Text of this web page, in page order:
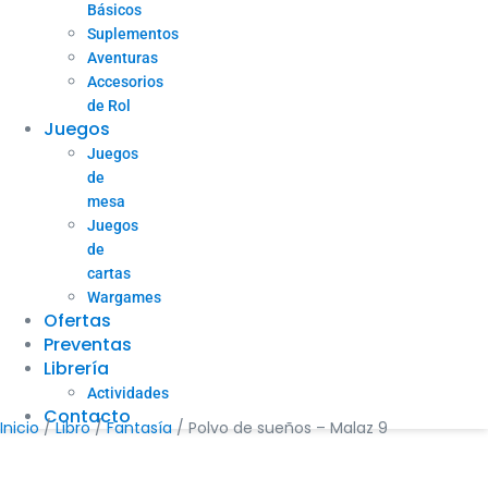
Básicos
Suplementos
Aventuras
Accesorios
de Rol
Juegos
Juegos
de
mesa
Juegos
de
cartas
Wargames
Ofertas
Preventas
Librería
Actividades
Contacto
Inicio /Libro/Fantasía / Polvo de sueños – Malaz 9